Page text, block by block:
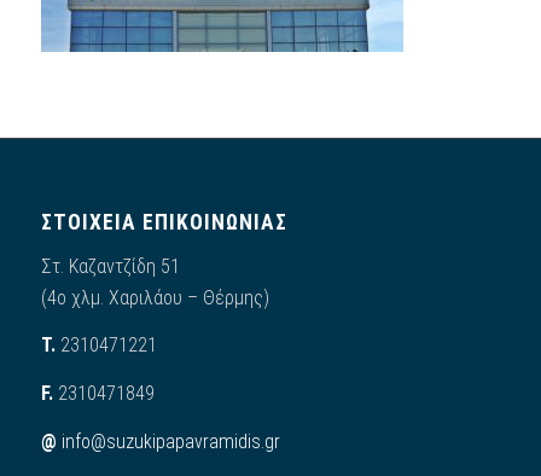
ΣΤΟΙΧΕΙΑ ΕΠΙΚΟΙΝΩΝΙΑΣ
Στ. Καζαντζίδη 51
(4ο χλμ. Χαριλάου – Θέρμης)
Τ.2310471221
F. 2310471849
@ info@suzukipapavramidis.gr